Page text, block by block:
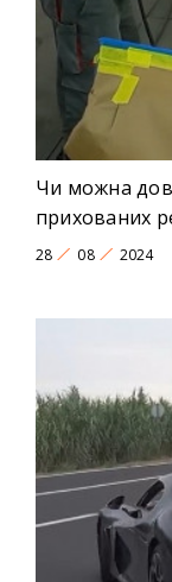
Чи можна
прихованих
28 08 2024